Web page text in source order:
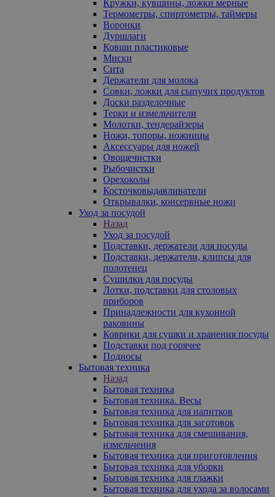
Кружки, кувшины, ложки мерные
Термометры, спиртометры, таймеры
Воронки
Дуршлаги
Ковши пластиковые
Миски
Сита
Держатели для молока
Совки, ложки для сыпучих продуктов
Доски разделочные
Терки и измельчители
Молотки, тендерайзеры
Ножи, топоры, ножницы
Аксессуары для ножей
Овощечистки
Рыбочистки
Орехоколы
Косточковыдавливатели
Открывалки, консервные ножи
Уход за посудой
Назад
Уход за посудой
Подставки, держатели для посуды
Подставки, держатели, клипсы для
полотенец
Сушилки для посуды
Лотки, подставки для столовых
приборов
Принадлежности для кухонной
раковины
Коврики для сушки и хранения посуды
Подставки под горячее
Подносы
Бытовая техника
Назад
Бытовая техника
Бытовая техника. Весы
Бытовая техника для напитков
Бытовая техника для заготовок
Бытовая техника для смешивания,
измельчения
Бытовая техника для приготовления
Бытовая техника для уборки
Бытовая техника для глажки
Бытовая техника для ухода за волосами